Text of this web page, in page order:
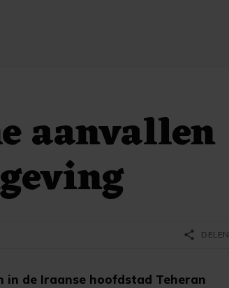
aanvallen
in de Iraanse hoofdstad Teheran
share DELEN